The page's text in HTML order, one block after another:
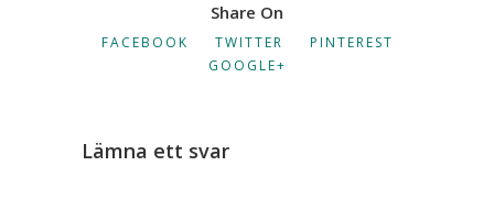
Share On
FACEBOOK TWITTER
PINTEREST
GOOGLE+
Lämna ett svar